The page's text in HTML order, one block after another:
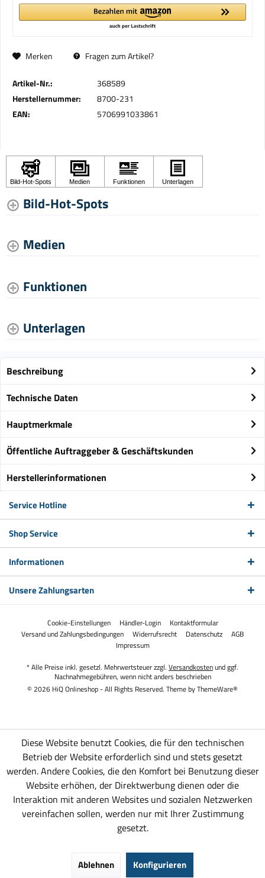
Merken Fragen zum Artikel?
Artikel-Nr.:
368589
Herstellernummer:
8700-231
EAN:
5706991033861
Bild-Hot-Spots
Medien
Funktionen
Unterlagen
Beschreibung
Technische Daten
Hauptmerkmale
Öffentliche Auftraggeber & Geschäftskunden
Herstellerinformationen
Service Hotline
Shop Service
Informationen
Unsere Zahlungsarten
Cookie-Einstellungen Händler-Login
Kontaktformular
Versand und Zahlungsbedingungen
Widerrufsrecht Datenschutz
AGB
Impressum
* Alle Preise inkl. gesetzl. Mehrwertsteuer zzgl. Versandkostenund ggf.
Nachnahmegebühren, wenn nicht anders beschrieben
© 2026 HiQ Onlineshop - All Rights Reserved. Theme byThemeWare®
Diese Website benutzt Cookies, die für den technischen
Betrieb der Website erforderlich sind und stets gesetzt
werden. Andere Cookies, die den Komfort bei Benutzung dieser
Website erhöhen, der Direktwerbung dienen oder die
Interaktion mit anderen Websites und sozialen Netzwerken
vereinfachen sollen, werden nur mit Ihrer Zustimmung
gesetzt.
Ablehnen Konfigurieren